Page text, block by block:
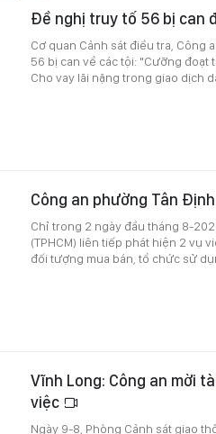
Đề nghị truy tố 56 bị can
Cơ quan Cảnh sát điều tra, Công
56 bị can về các tội: "Cưỡng đoạt
Cho vay lãi nặng trong giao dịch
Công an phường Tân
Chỉ trong 2 ngày đầu tháng 8-
(TPHCM) liên tiếp phát hiện 2 vụ
đối tượng mua bán, tổ chức sử
Vĩnh Long: Công an mời
việc
Ngày 9-8, Phòng Cảnh sát giao